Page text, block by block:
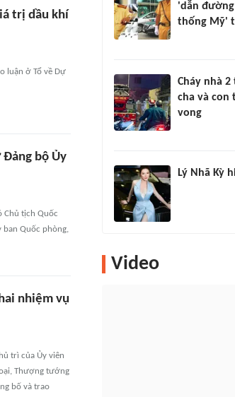
trị dầu khí
luận ở Tổ về Dự
bộ Ủy
Chủ tịch Quốc
ban Quốc phòng,
nhiệm vụ
trì của Ủy viên
Thượng tướng
bố và trao
'dẫn
thống Mỹ'
Cháy nhà 2
cha và con
vong
Lý Nhã Kỳ
Video